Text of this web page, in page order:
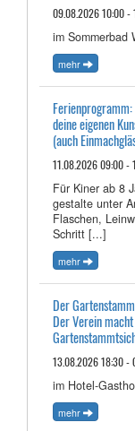
09.08.2026 10:00 -
im Sommerbad
mehr
deine eigenen
(auch
11.08.2026 09:00 -
Für Kiner ab 8
gestalte unter
Flaschen,
Schritt [...]
mehr
Der
Der Verein
13.08.2026 18:30 -
im Hotel-
mehr